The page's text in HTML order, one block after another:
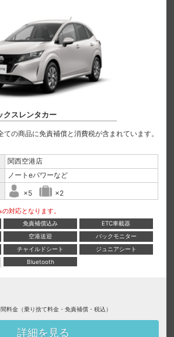
クスレンタカー
の商品に免責補償と消費税が含まれています。
関西空港店
ノートeパワーなど
×5 ×2
対応となります。
免責補償込み
ETC車載器
空港送迎
バックモニター
チャイルドシート
ジュニアシート
Bluetooth
料金（乗り捨て料金・免責補償・税込）
詳細を見る